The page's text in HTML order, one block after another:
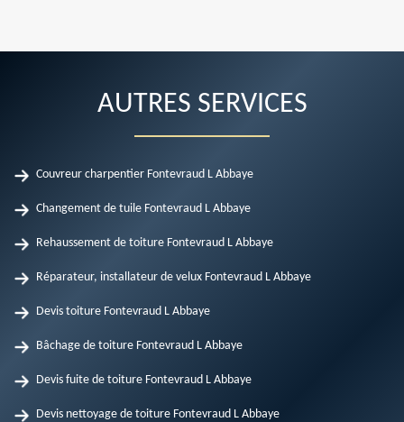
AUTRES SERVICES
Couvreur charpentier Fontevraud L Abbaye
Changement de tuile Fontevraud L Abbaye
Rehaussement de toiture Fontevraud L Abbaye
Réparateur, installateur de velux Fontevraud L Abbaye
Devis toiture Fontevraud L Abbaye
Bâchage de toiture Fontevraud L Abbaye
Devis fuite de toiture Fontevraud L Abbaye
Devis nettoyage de toiture Fontevraud L Abbaye